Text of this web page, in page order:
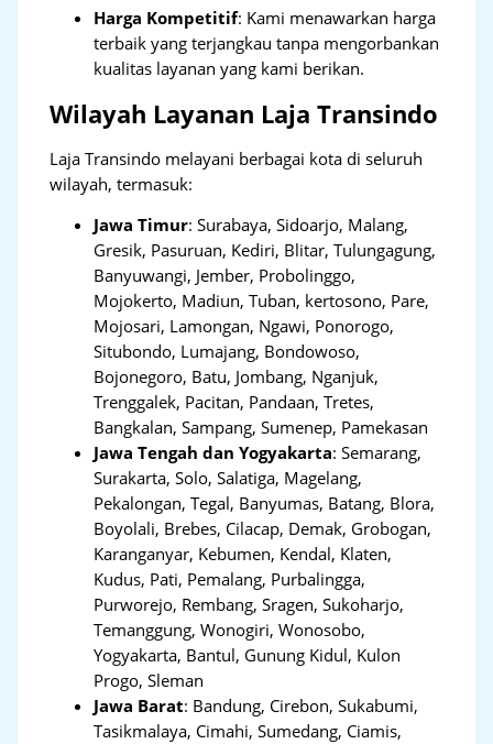
Harga Kompetitif: Kami menawarkan harga
terbaik yang terjangkau tanpa mengorbankan
kualitas layanan yang kami berikan.
Wilayah Layanan Laja Transindo
Laja Transindo melayani berbagai kota di seluruh
wilayah, termasuk:
Jawa Timur:Surabaya, Sidoarjo, Malang,
Gresik, Pasuruan, Kediri, Blitar, Tulungagung,
Banyuwangi, Jember, Probolinggo,
Mojokerto, Madiun, Tuban, kertosono, Pare,
Mojosari, Lamongan, Ngawi, Ponorogo,
Situbondo, Lumajang, Bondowoso,
Bojonegoro, Batu, Jombang, Nganjuk,
Trenggalek, Pacitan, Pandaan, Tretes,
Bangkalan, Sampang, Sumenep, Pamekasan
Jawa Tengah dan Yogyakarta:Semarang,
Surakarta, Solo, Salatiga, Magelang,
Pekalongan, Tegal, Banyumas, Batang, Blora,
Boyolali, Brebes, Cilacap, Demak, Grobogan,
Karanganyar, Kebumen, Kendal, Klaten,
Kudus, Pati, Pemalang, Purbalingga,
Purworejo, Rembang, Sragen, Sukoharjo,
Temanggung, Wonogiri, Wonosobo,
Yogyakarta, Bantul, Gunung Kidul, Kulon
Progo, Sleman
Jawa Barat: Bandung, Cirebon, Sukabumi,
Tasikmalaya, Cimahi, Sumedang, Ciamis,